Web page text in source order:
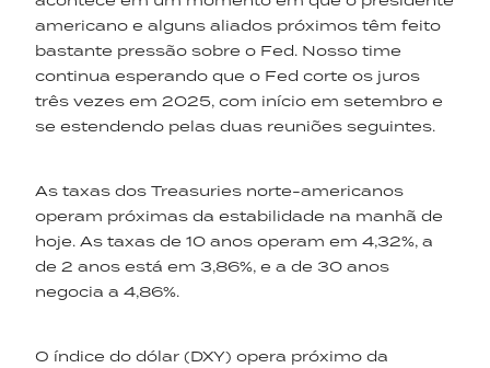
americano e alguns aliados próximos têm feito
bastante pressão sobre o Fed. Nosso time
continua esperando que o Fed corte os juros
três vezes em 2025, com início em setembro e
se estendendo pelas duas reuniões seguintes.
As taxas dos Treasuries norte-americanos
operam próximas da estabilidade na manhã de
hoje. As taxas de 10 anos operam em 4,32%, a
de 2 anos está em 3,86%, e a de 30 anos
negocia a 4,86%.
O índice do dólar (DXY) opera próximo da